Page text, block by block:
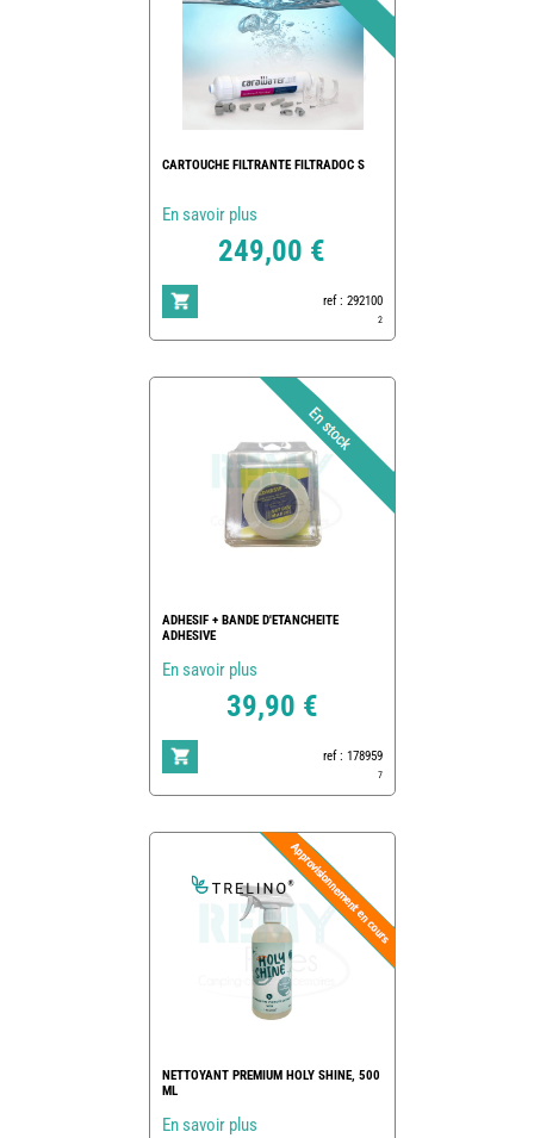
CARTOUCHE FILTRANTE FILTRADOC S
En savoir plus
249,00 €
ref : 292100
2
ADHESIF + BANDE D'ETANCHEITE
ADHESIVE
En savoir plus
39,90 €
ref : 178959
7
NETTOYANT PREMIUM HOLY SHINE, 500
ML
En savoir plus